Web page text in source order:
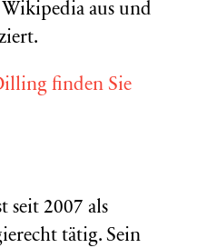
aus und
finden Sie
seit 2007 als
tätig. Sein